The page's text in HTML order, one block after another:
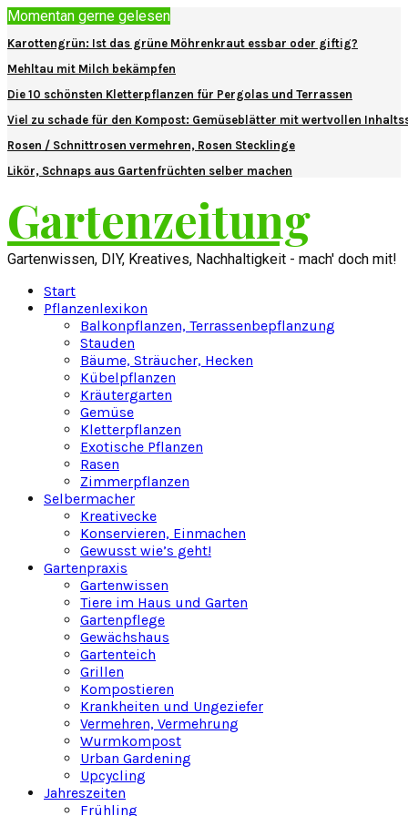
Momentan gerne gelesen
Karottengrün: Ist das grüne Möhrenkraut essbar oder giftig?
Mehltau mit Milch bekämpfen
Die 10 schönsten Kletterpflanzen für Pergolas und Terrassen
Viel zu schade für den Kompost: Gemüseblätter mit wertvollen
Rosen / Schnittrosen vermehren, Rosen Stecklinge
Likör, Schnaps aus Gartenfrüchten selber machen
Gartenzeitung
Gartenwissen, DIY, Kreatives, Nachhaltigkeit - mach' doch mit!
Start
Pflanzenlexikon
Balkonpflanzen, Terrassenbepflanzung
Stauden
Bäume, Sträucher, Hecken
Kübelpflanzen
Kräutergarten
Gemüse
Kletterpflanzen
Exotische Pflanzen
Rasen
Zimmerpflanzen
Selbermacher
Kreativecke
Konservieren, Einmachen
Gewusst wie’s geht!
Gartenpraxis
Gartenwissen
Tiere im Haus und Garten
Gartenpflege
Gewächshaus
Gartenteich
Grillen
Kompostieren
Krankheiten und Ungeziefer
Vermehren, Vermehrung
Wurmkompost
Urban Gardening
Upcycling
Jahreszeiten
Frühling